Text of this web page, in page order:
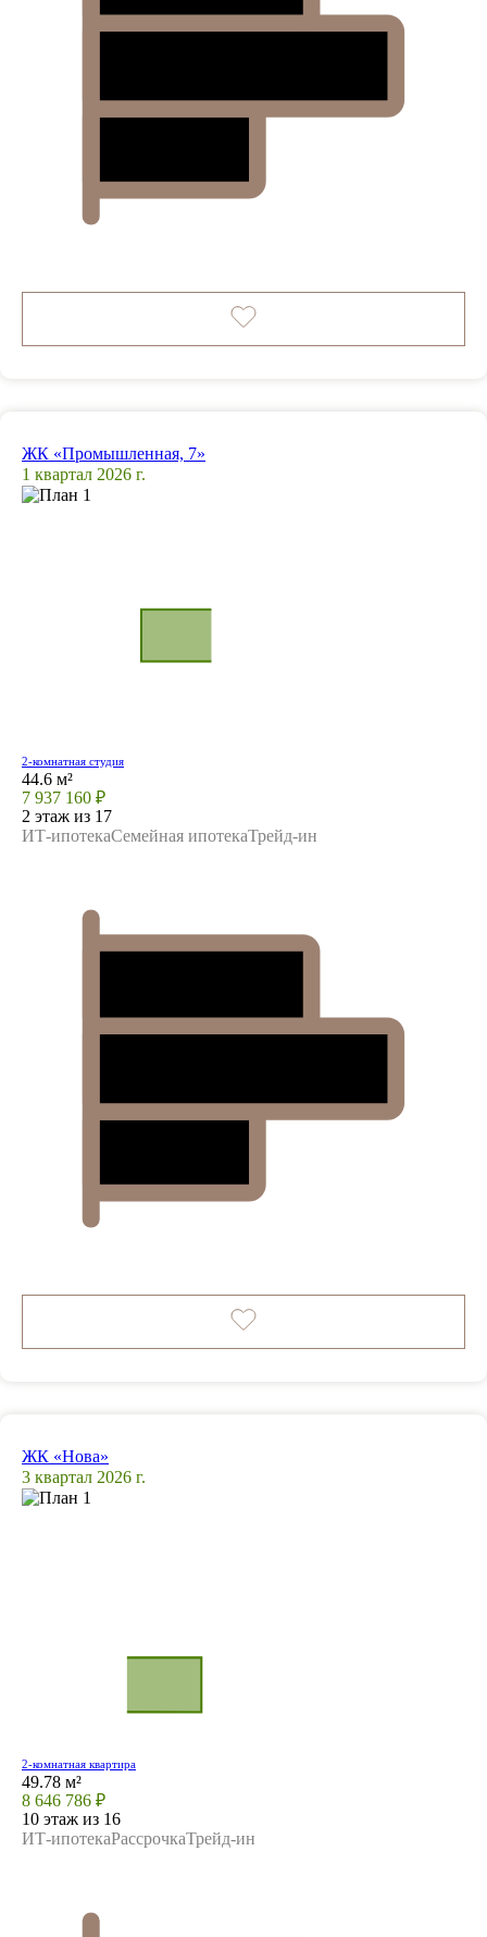
ЖК «Промышленная, 7»
1 квартал 2026 г.
2-комнатная студия
44.6 м²
7 937 160 ₽
2 этаж из 17
ИТ-ипотекаСемейная ипотекаТрейд-ин
ЖК «Нова»
3 квартал 2026 г.
2-комнатная квартира
49.78 м²
8 646 786 ₽
10 этаж из 16
ИТ-ипотекаРассрочкаТрейд-ин